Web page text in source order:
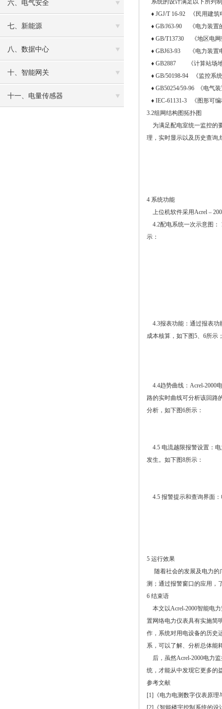
六、电气安全
七、新能源
八、数据中心
十、智能网关
十一、电量传感器
系统的设计满足以下所列
♦ JGJ/T 16-92 《民用建筑
♦ GB/J63-90 《电力装置
♦ GB/T13730 《地区电网
♦ GBJ63-93 《电力装置
♦ GB2887 《计算站场
♦ GB/50198-94 《监控系
♦ GB50254/59-96 《电气
♦ IEC-61131-3 《图形可
3.2组网结构图拓扑图
为满足配电室统一监控的
理，实时显示以及历史查询
4 系统功能
上位机软件采用Acrel –
4.2配电系统一次示意图：
示：
4.3报表功能：通过报表功
成本核算，如下图5、6所示
4.4趋势曲线：Acrel-2000
路的实时曲线可分析该回路
分析，如下图6所示：
4.5 电流越限报警设置：
发生。如下图8所示：
4.5 报警提示和查询界面
5 运行效果
随着社会的发展及电力的
测；通过报警窗口的应用，
6 结束语
本文以Acrel-2000智能电
置网络电力仪表具有实施简
作，系统对用电设备的历史
系，可以了解、分析总体能
后，虽然Acrel-2000电力
统，才能从中发现它更多的
参考文献
[1]《电力电测数字仪表原理
[2]《智能楼宇控制系统的设